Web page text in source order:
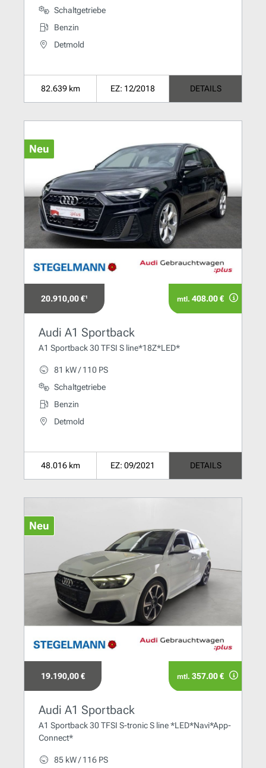
Schaltgetriebe
Benzin
Detmold
82.639 km EZ: 12/2018 DETAILS
Neu
20.910,00 €¹ mtl. 408.00 €
Audi A1 Sportback
A1 Sportback 30 TFSI S line*18Z*LED*
81 kW / 110 PS
Schaltgetriebe
Benzin
Detmold
48.016 km EZ: 09/2021 DETAILS
Neu
19.190,00 € mtl. 357.00 €
Audi A1 Sportback
A1 Sportback 30 TFSI S-tronic S line *LED*Navi*App-
Connect*
85 kW / 116 PS